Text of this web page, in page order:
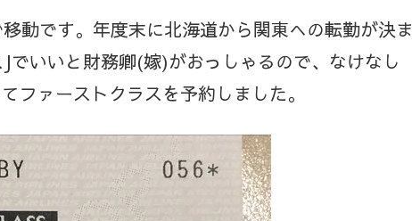
動です。年度末に北海道から関東への転勤が決ま
でいいと財務卿(嫁)がおっしゃるので、なけなし
ファーストクラスを予約しました。